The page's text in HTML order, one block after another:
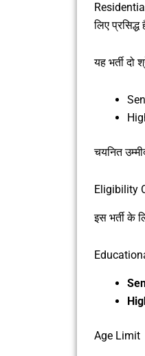
लिए प्रसिद्ध
यह भर्ती दो
चयनित
Eligibility
इस भर्ती के
Age Limit